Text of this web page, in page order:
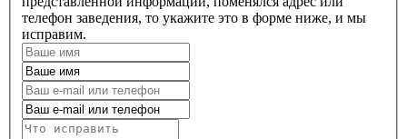
телефон заведения, то укажите это в форме ниже, и мы
исправим.